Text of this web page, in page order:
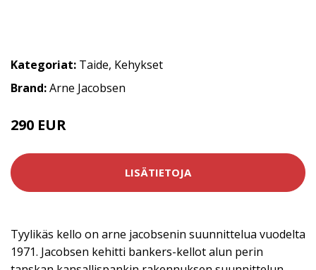
Kategoriat: Taide, Kehykset
Brand:Arne Jacobsen
290 EUR
LISÄTIETOJA
Tyylikäs kello on arne jacobsenin suunnittelua vuodelta
1971. Jacobsen kehitti bankers-kellot alun perin